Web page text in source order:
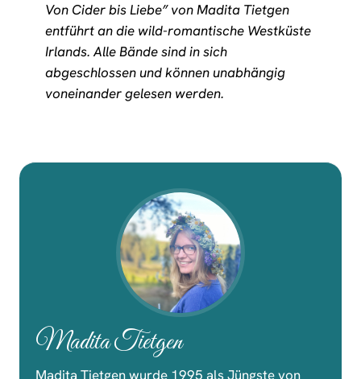
Von Cider bis Liebe” von Madita Tietgen
entführt an die wild-romantische Westküste
Irlands. Alle Bände sind in sich
abgeschlossen und können unabhängig
voneinander gelesen werden.
Madita Tietgen
Madita Tietgen wurde 1995 als Jüngste von